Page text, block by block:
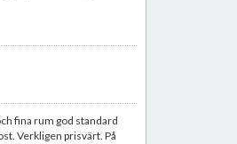
fina rum god standard
Verkligen prisvärt. På